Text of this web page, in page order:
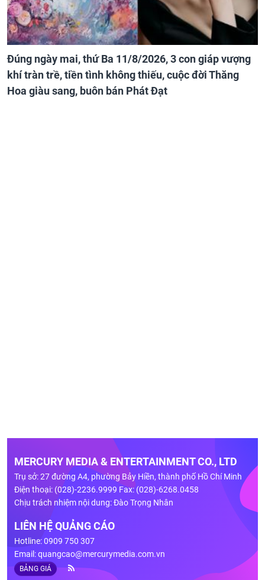
Đúng ngày mai, thứ Ba 11/8/2026, 3 con giáp vượng
khí tràn trề, tiền tình không thiếu, cuộc đời Thăng
Hoa giàu sang, buôn bán Phát Đạt
MERCURY MEDIA & ENTERTAINMENT CO., LTD
Trụ sở: 27 đường A4, phường Bảy Hiền, thành phố Hồ Chí Minh
Điện thoại: (028)-2236.9999 Fax: (028)-6268.0458
Chịu trách nhiệm nội dung: Đào Trọng Nhân
LIÊN HỆ QUẢNG CÁO
Hotline: 0909 750 307
Email:quangcao@mercurymedia.com.vn
BẢNG GIÁ